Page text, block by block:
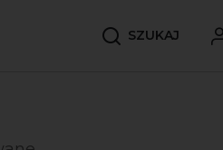
SZUKAJ